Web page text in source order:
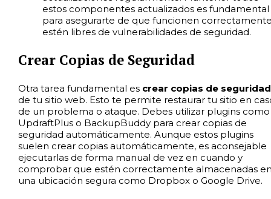
estos componentes actualizados es fundamental
para asegurarte de que funcionen
estén libres de vulnerabilidades de seguridad.
Crear Copias de Seguridad
Otra tarea fundamental es crear copias de seguridad
de tu sitio web. Esto te permite restaurar tu sitio en
de un problema o ataque. Debes utilizar plugins como
UpdraftPlus o BackupBuddy para crear copias de
seguridad automáticamente. Aunque estos plugins
suelen crear copias automáticamente, es aconsejable
ejecutarlas de forma manual de vez en cuando y
comprobar que estén correctamente almacenadas
una ubicación segura como Dropbox o Google Drive.